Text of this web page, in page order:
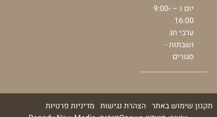
יום ו – 9:00-
16:00
ערבי חג
ושבתות -
סגורים
תקנון שימוש באתר הצהרת נגישות מדיניות פרטיות